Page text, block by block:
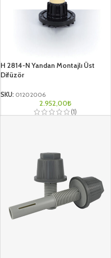
H 2814-N Yandan Montajlı Üst
Difüzör
SKU: 01202006
2.952,00₺
(1)